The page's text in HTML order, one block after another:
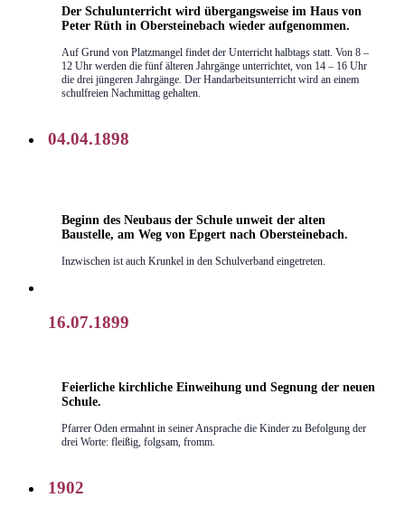
Der Schulunterricht wird übergangsweise im Haus von
Peter Rüth in Obersteinebach wieder aufgenommen.
Auf Grund von Platzmangel findet der Unterricht halbtags statt. Von 8 –
12 Uhr werden die fünf älteren Jahrgänge unterrichtet, von 14 – 16 Uhr
die drei jüngeren Jahrgänge. Der Handarbeitsunterricht wird an einem
schulfreien Nachmittag gehalten.
04.04.1898
Beginn des Neubaus der Schule unweit der alten
Baustelle, am Weg von Epgert nach Obersteinebach.
Inzwischen ist auch Krunkel in den Schulverband eingetreten.
16.07.1899
Feierliche kirchliche Einweihung und Segnung der neuen
Schule.
Pfarrer Oden ermahnt in seiner Ansprache die Kinder zu Befolgung der
drei Worte: fleißig, folgsam, fromm.
1902